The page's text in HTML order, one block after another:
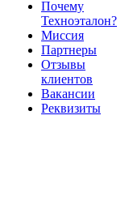
Почему
Техноэталон?
Миссия
Партнеры
Отзывы
клиентов
Вакансии
Реквизиты